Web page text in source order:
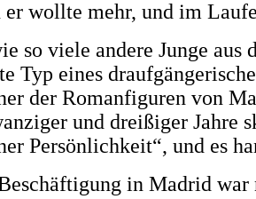
wollte mehr, und im
so viele andere Junge
Typ eines
der Romanfiguren von
und dreißiger Jahre
Persönlichkeit“, und es
in Madrid